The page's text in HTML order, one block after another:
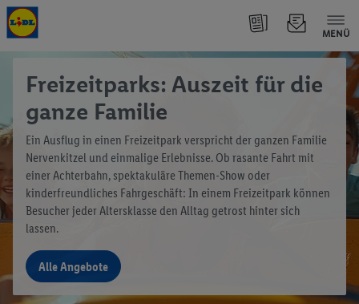
MENÜ
Freizeitparks: Auszeit für die
ganze Familie
Ein Ausflug in einen Freizeitpark verspricht der ganzen Familie
Nervenkitzel und einmalige Erlebnisse. Ob rasante Fahrt mit
einer Achterbahn, spektakuläre Themen-Show oder
kinderfreundliches Fahrgeschäft: In einem Freizeitpark können
Besucher jeder Altersklasse den Alltag getrost hinter sich
lassen.
Alle Angebote